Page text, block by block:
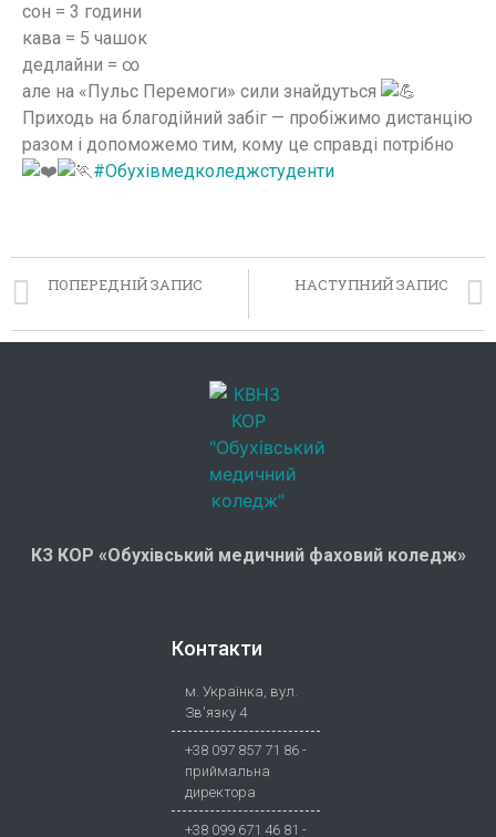
сон = 3 години
кава = 5 чашок
дедлайни = ∞
але на «Пульс Перемоги» сили знайдуться
Приходь на благодійний забіг — пробіжимо дистанцію
разом і допоможемо тим, кому це справді потрібно
#Обухівмедколеджстуденти
ПОПЕРЕДНІЙ ЗАПИС НАСТУПНИЙ ЗАПИС
КЗ КОР «Обухівський медичний фаховий коледж»
Контакти
м. Українка, вул.
Зв'язку 4
+38 097 857 71 86 -
приймальна
директора
+38 099 671 46 81 -